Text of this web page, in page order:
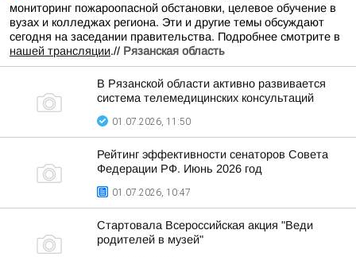
мониторинг пожароопасной обстановки, целевое обучение в
вузах и колледжах региона. Эти и другие темы обсуждают
сегодня на заседании правительства. Подробнее смотрите в
нашей трансляции.// Рязанская область
В Рязанской области активно развивается
система телемедицинских консультаций
01.07.2026, 11:50
Рейтинг эффективности сенаторов Совета
Федерации РФ. Июнь 2026 год
01.07.2026, 10:47
Стартовала Всероссийская акция "Веди
родителей в музей"